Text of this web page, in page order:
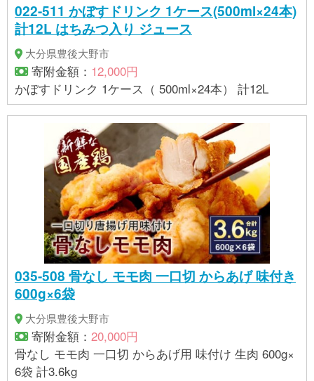
022-511 かぼすドリンク 1ケース(500ml×24本)
計12L はちみつ入り ジュース
大分県豊後大野市
寄附金額： 12,000円
かぼすドリンク 1ケース（ 500ml×24本） 計12L
035-508 骨なし モモ肉 一口切 からあげ 味付き
600g×6袋
大分県豊後大野市
寄附金額： 20,000円
骨なし モモ肉 一口切 からあげ用 味付け 生肉 600g×
6袋 計3.6kg